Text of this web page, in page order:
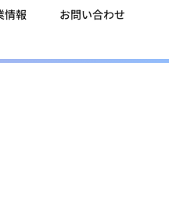
情報 お問い合わせ